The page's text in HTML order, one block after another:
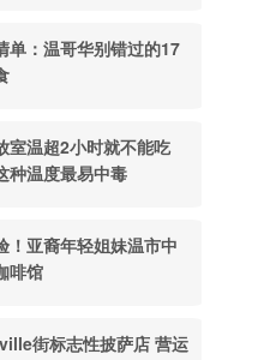
单：温哥华别错过的17
室温超2小时就不能吃
种温度最易中毒
！亚裔年轻姐妹温市中
啡馆
街标志性披萨店 营运